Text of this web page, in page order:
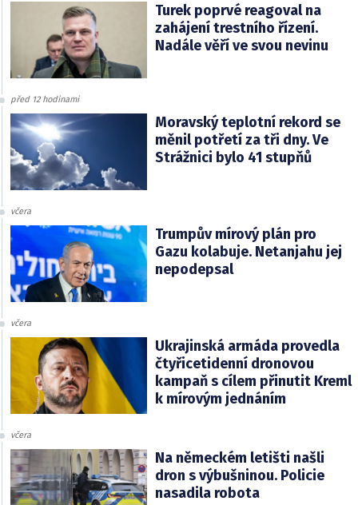
Turek poprvé reagoval na
zahájení trestního řízení.
Nadále věří ve svou nevinu
před 12 hodinami
Moravský teplotní rekord se
měnil potřetí za tři dny. Ve
Strážnici bylo 41 stupňů
včera
Trumpův mírový plán pro
Gazu kolabuje. Netanjahu jej
nepodepsal
včera
Ukrajinská armáda provedla
čtyřicetidenní dronovou
kampaň s cílem přinutit Kreml
k mírovým jednáním
včera
Na německém letišti našli
dron s výbušninou. Policie
nasadila robota